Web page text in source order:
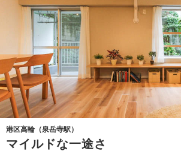
港区高輪（泉岳寺駅）
マイルドな一途さ